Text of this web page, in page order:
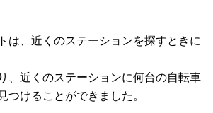
は、近くのステーションを探すときに
、近くのステーションに何台の自転車
つけることができました。